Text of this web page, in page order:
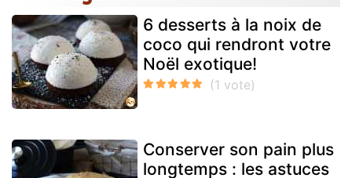
6 desserts à la noix de
coco qui rendront votre
Noël exotique!
Conserver son pain plus
longtemps : les astuces